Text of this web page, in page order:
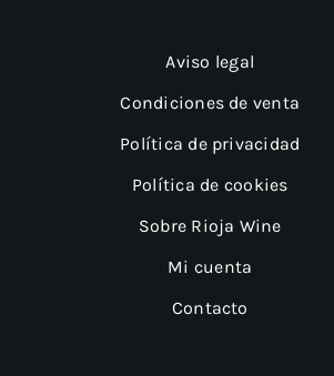
Aviso legal
Condiciones de venta
Política de privacidad
Política de cookies
Sobre Rioja Wine
Mi cuenta
Contacto